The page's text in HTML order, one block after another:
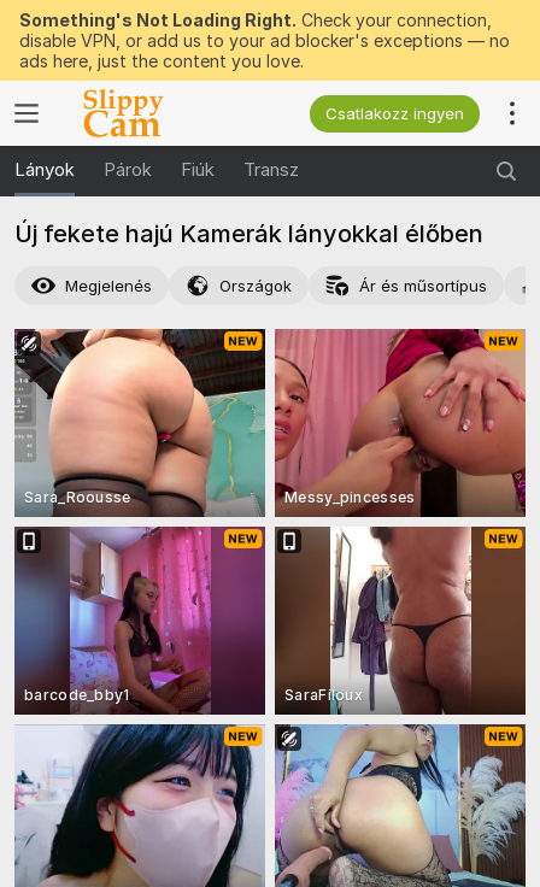
Something's Not Loading Right. Check your connection,
disable VPN, or add us to your ad blocker's exceptions — no
ads here, just the content you love.
Csatlakozz ingyen
Lányok Párok Fiúk Transz
Új fekete hajú Kamerák lányokkal élőben
Megjelenés Országok Ár és műsortípus
Sara_Roousse Messy_pincesses
barcode_bby1 SaraFiloux